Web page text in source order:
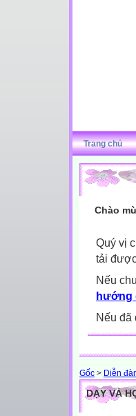
Trang chủ
Chào
Quý vị
tải
Nếu
hướng
Nếu đã
Gốc > Diễn
DẠY VÀ